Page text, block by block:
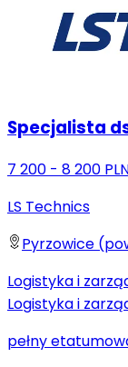
Specjalista
7 200 - 8 200
LS Technics
Pyrzowice
Logistyka i
Logistyka i
pełny etat